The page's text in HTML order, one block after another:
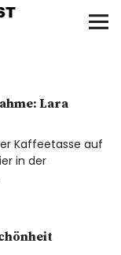
Lara
Kaffeetasse auf
in der